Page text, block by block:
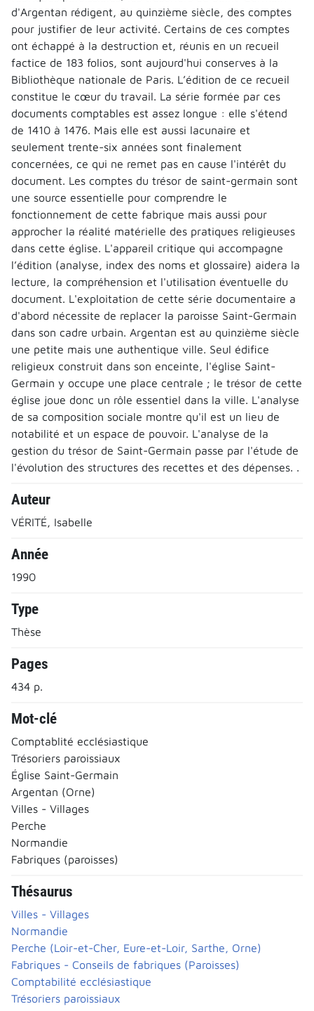
d'Argentan rédigent, au quinzième siècle, des comptes
pour justifier de leur activité. Certains de ces comptes
ont échappé à la destruction et, réunis en un recueil
factice de 183 folios, sont aujourd'hui conserves à la
Bibliothèque nationale de Paris. L’édition de ce recueil
constitue le cœur du travail. La série formée par ces
documents comptables est assez longue : elle s'étend
de 1410 à 1476. Mais elle est aussi lacunaire et
seulement trente-six années sont finalement
concernées, ce qui ne remet pas en cause l'intérêt du
document. Les comptes du trésor de saint-germain sont
une source essentielle pour comprendre le
fonctionnement de cette fabrique mais aussi pour
approcher la réalité matérielle des pratiques religieuses
dans cette église. L'appareil critique qui accompagne
l’édition (analyse, index des noms et glossaire) aidera la
lecture, la compréhension et l'utilisation éventuelle du
document. L'exploitation de cette série documentaire a
d'abord nécessite de replacer la paroisse Saint-Germain
dans son cadre urbain. Argentan est au quinzième siècle
une petite mais une authentique ville. Seul édifice
religieux construit dans son enceinte, l'église Saint-
Germain y occupe une place centrale ; le trésor de cette
église joue donc un rôle essentiel dans la ville. L'analyse
de sa composition sociale montre qu'il est un lieu de
notabilité et un espace de pouvoir. L'analyse de la
gestion du trésor de Saint-Germain passe par l'étude de
l'évolution des structures des recettes et des dépenses. .
Auteur
VÉRITÉ, Isabelle
Année
1990
Type
Thèse
Pages
434 p.
Mot-clé
Comptablité ecclésiastique
Trésoriers paroissiaux
Église Saint-Germain
Argentan (Orne)
Villes - Villages
Perche
Normandie
Fabriques (paroisses)
Thésaurus
Villes - Villages
Normandie
Perche (Loir-et-Cher, Eure-et-Loir, Sarthe, Orne)
Fabriques - Conseils de fabriques (Paroisses)
Comptabilité ecclésiastique
Trésoriers paroissiaux